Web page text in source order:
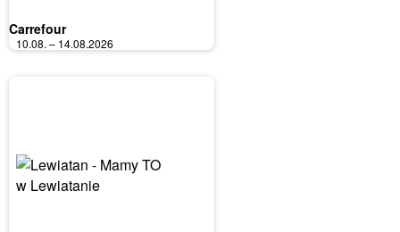
Carrefour
10.08. – 14.08.2026